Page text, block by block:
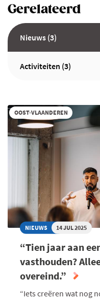
Gerelateerd
Nieuws (3)
Activiteiten (3)
OOST-VLAANDEREN
NIEUWS 14 JUL 2025
“Tien jaar aan
vasthouden?
overeind.”
“Iets creëren wat nog